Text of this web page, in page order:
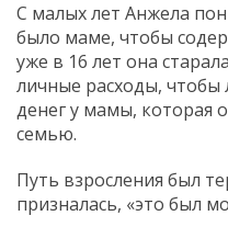
С малых лет Анжела
было маме, чтобы
уже в 16 лет она
личные расходы,
денег у мамы, которая
семью.
Путь взросления был
призналась, «это был